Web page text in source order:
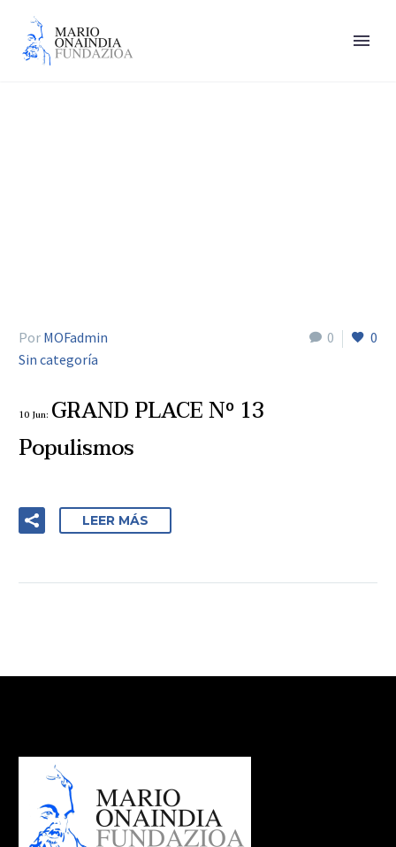
0 0
Por MOFadmin
Sin categoría
10 Jun: GRAND PLACE Nº 13
Populismos
LEER MÁS